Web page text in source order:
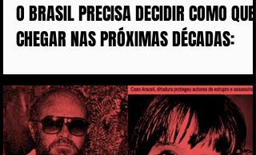
O BRASIL PRECISA DECIDIR COMO QUER
CHEGAR NAS PRÓXIMAS DÉCADAS:
MULHERES ASSASSINADAS